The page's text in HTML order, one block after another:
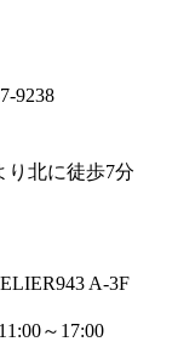
9238
り北に徒歩7分
A-3F
～17:00